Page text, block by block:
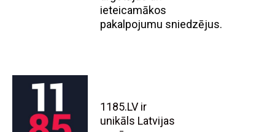
ieteicamākos
pakalpojumu sniedzējus.
1185.LV ir
unikāls Latvijas